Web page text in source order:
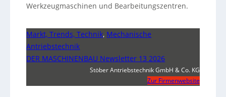
Werkzeugmaschinen und Bearbeitungszentren.
Markt, Trends, Technik, Mechanische
Antriebstechnik
DER MASCHINENBAU Newsletter 13 2026
Stöber Antriebstechnik GmbH & Co. KG
Zur Firmenwebsite